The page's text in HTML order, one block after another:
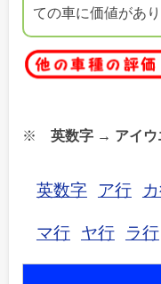
ての車に価値があり
※ 英数字 → アイウ
英数字 ア行
マ行 ヤ行 ラ行